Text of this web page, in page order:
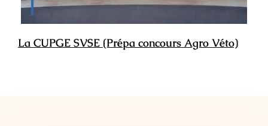
La CUPGE SVSE (Prépa concours Agro Véto)